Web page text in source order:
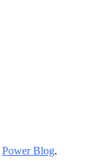
Power Blog.